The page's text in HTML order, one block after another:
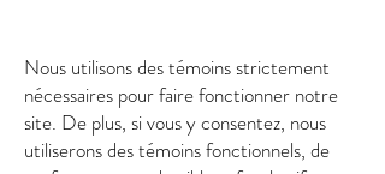
Nous utilisons des témoins strictement
nécessaires pour faire fonctionner notre
site. De plus, si vous y consentez, nous
utiliserons des témoins fonctionnels, de